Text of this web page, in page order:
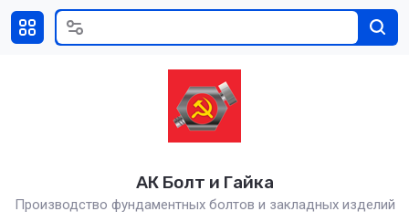
АК Болт и Гайка
Производство фундаментных болтов и закладных изделий